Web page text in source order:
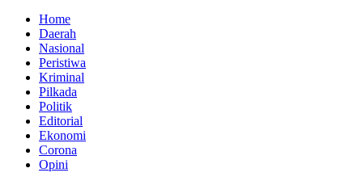
Home
Daerah
Nasional
Peristiwa
Kriminal
Pilkada
Politik
Editorial
Ekonomi
Corona
Opini